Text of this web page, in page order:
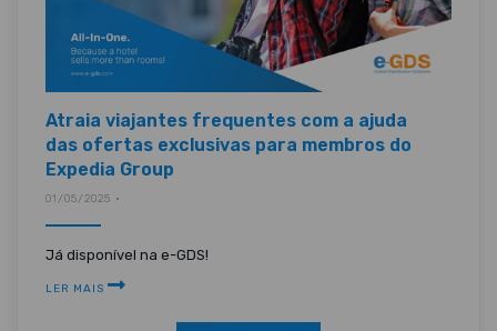
Atraia viajantes frequentes com a ajuda
das ofertas exclusivas para membros do
Expedia Group
01/05/2025 •
Já disponível na e-GDS!
LER MAIS